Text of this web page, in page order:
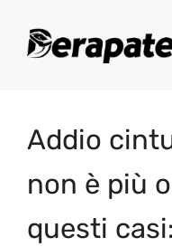
Addio
non è più
questi